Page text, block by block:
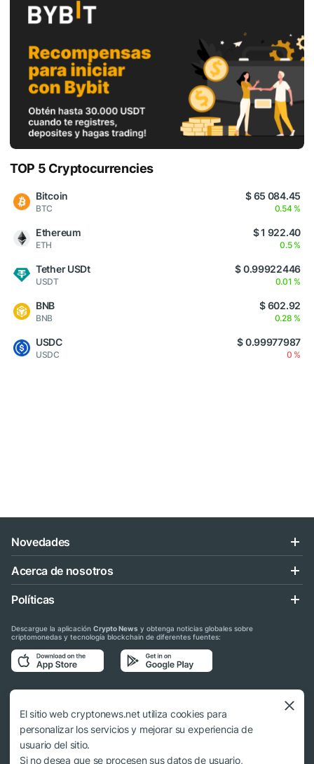
TOP 5 Cryptocurrencies
Bitcoin
BTC
$ 65 084.45
0.54 %
Ethereum
ETH
$ 1 922.40
0.5 %
Tether USDt
USDT
$ 0.99922446
0.01 %
BNB
BNB
$ 602.92
0.28 %
USDC
USDC
$ 0.99977987
0 %
Novedades
Acerca de nosotros
Políticas
Descargue la aplicación Crypto News y obtenga noticias globales sobre
criptomonedas y tecnología blockchain de diferentes fuentes:
Síganos en las redes sociales
El sitio web cryptonews.net utiliza cookies para
personalizar los servicios y mejorar su experiencia de
usuario del sitio.
Si no desea que se procesen sus datos de usuario,